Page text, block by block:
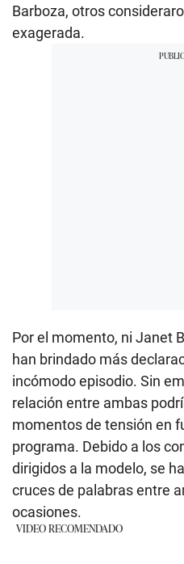
Barboza, otros
exagerada.
Por el momento, ni Janet
han brindado más
incómodo episodio. Sin
relación entre ambas
momentos de tensión en
programa. Debido a los
dirigidos a la modelo, se
cruces de palabras entre
ocasiones.
VIDEO RECOMENDADO